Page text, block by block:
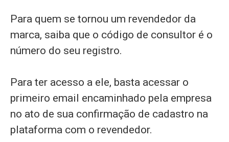
Para quem se tornou um revendedor da
marca, saiba que o código de consultor é o
número do seu registro.
Para ter acesso a ele, basta acessar o
primeiro email encaminhado pela empresa
no ato de sua confirmação de cadastro na
plataforma com o revendedor.